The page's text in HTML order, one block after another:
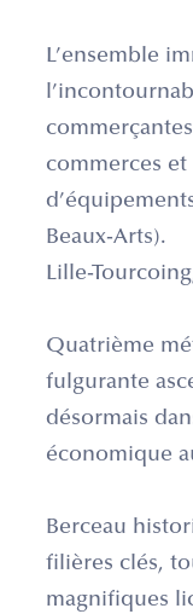
L’ensemble
commerces
Beaux-Arts).
Lille-
Quatrième
fulgurante
désormais
économique
Berceau
filières clés,
magnifiques